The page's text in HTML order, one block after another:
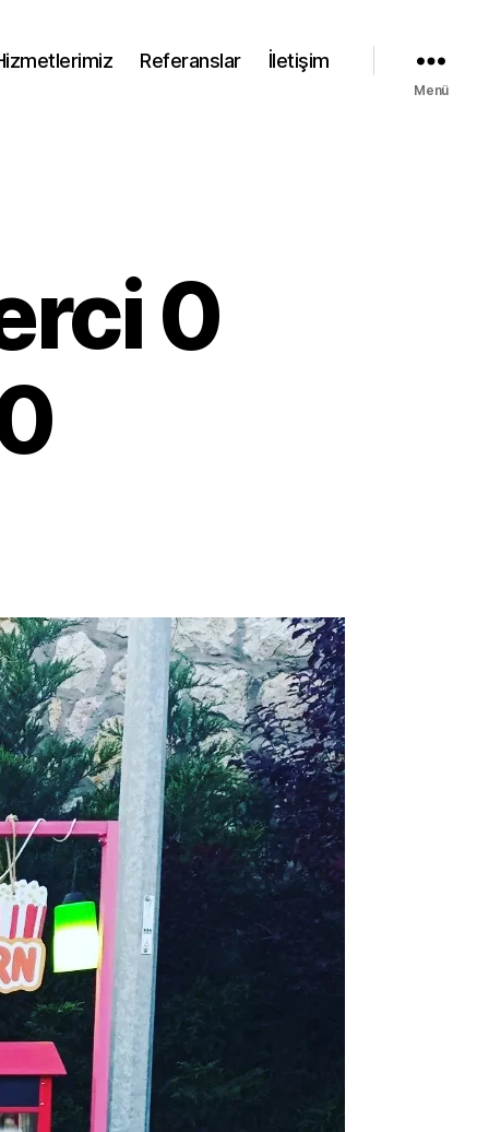
Referanslar İletişim
Menü
0